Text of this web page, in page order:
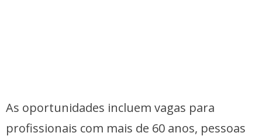
As oportunidades incluem vagas para
profissionais com mais de 60 anos, pessoas